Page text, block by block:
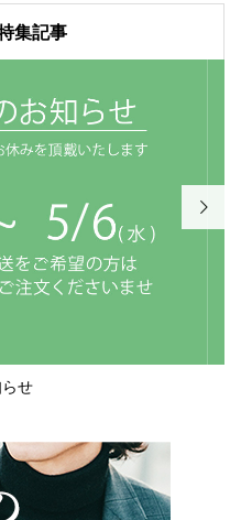
集記事
せ
